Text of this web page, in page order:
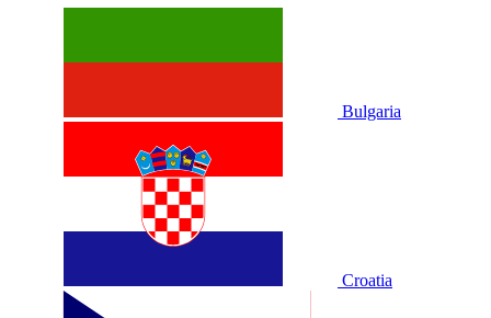
Bulgaria
Croatia